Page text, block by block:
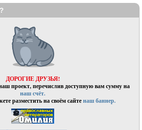
ДОРОГИЕ ДРУЗЬЯ!
проект, перечислив доступную вам сумму на
наш счёт.
разместить на своём сайтенаш баннер.